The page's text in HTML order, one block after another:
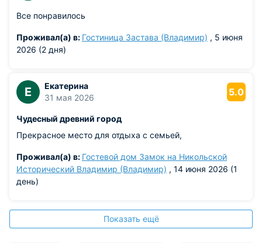
Все понравилось
Проживал(а) в: Гостиница Застава (Владимир) , 5 июня
2026 (2 дня)
Е
Екатерина
31 мая 2026
5.0
Чудесный древний город
Прекрасное место для отдыха с семьей,
Проживал(а) в: Гостевой дом Замок на Никольской
Исторический Владимир (Владимир) , 14 июня 2026 (1
день)
Показать ещё